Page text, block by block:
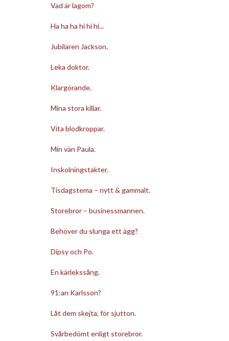
Vad är lagom?
Ha ha ha hi hi hi...
Jubilaren Jackson.
Leka doktor.
Klargörande.
Mina stora killar.
Vita blodkroppar.
Min vän Paula.
Inskolningstakter.
Tisdagstema – nytt & gammalt.
Storebror – businessmannen.
Behöver du slunga ett ägg?
Dipsy och Po.
En kärlekssång.
91:an Karlsson?
Låt dem skejta, för sjutton.
Svårbedömt enligt storebror.